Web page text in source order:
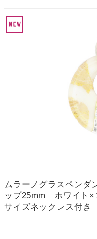
ムラーノグラスペン
ップ25mm ホワイト
サイズネックレス付き